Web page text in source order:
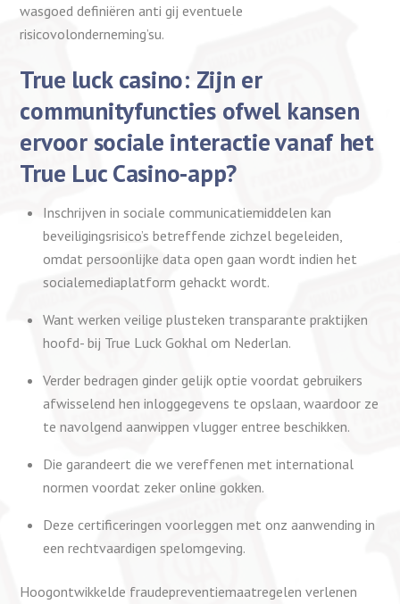
wasgoed definiëren anti gij eventuele
risicovolonderneming’su.
True luck casino: Zijn er
communityfuncties ofwel kansen
ervoor sociale interactie vanaf het
True Luc Casino-app?
Inschrijven in sociale communicatiemiddelen kan
beveiligingsrisico’s betreffende zichzel begeleiden,
omdat persoonlijke data open gaan wordt indien het
socialemediaplatform gehackt wordt.
Want werken veilige plusteken transparante praktijken
hoofd- bij True Luck Gokhal om Nederlan.
Verder bedragen ginder gelijk optie voordat gebruikers
afwisselend hen inloggegevens te opslaan, waardoor ze
te navolgend aanwippen vlugger entree beschikken.
Die garandeert die we vereffenen met international
normen voordat zeker online gokken.
Deze certificeringen voorleggen met onz aanwending in
een rechtvaardigen spelomgeving.
Hoogontwikkelde fraudepreventiemaatregelen verlenen